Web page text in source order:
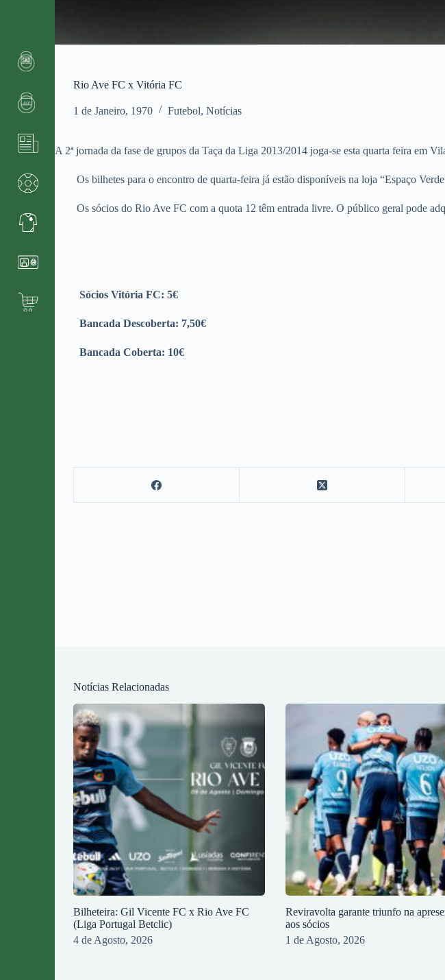
Rio Ave FC x Vitória FC
1 de Janeiro, 1970 Futebol,Notícias
A 2ª jornada da fase de grupos da Taça da Liga 2013/2014 joga-se esta quarta feira
Os bilhetes para o encontro de quarta-feira já estão disponíveis na loja “Espaço
Os sócios do Rio Ave FC com a quota 12 têm entrada livre. O público geral pode
Sócios Vitória FC: 5€
Bancada Descoberta: 7,50€
Bancada Coberta: 10€
Notícias Relacionadas
Bilheteira: Gil Vicente FC x Rio Ave FC
(Liga Portugal Betclic)
4 de Agosto, 2026
Reviravolta garante triunfo na
aos sócios
1 de Agosto, 2026